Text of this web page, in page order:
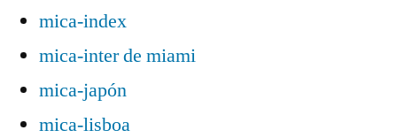
mica-index
mica-inter de miami
mica-japón
mica-lisboa